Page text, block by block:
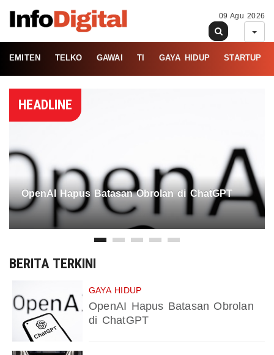
09 Agu 2026
EMITEN TELKO GAWAI TI GAYA HIDUP STARTUP
HEADLINE
OpenAI Hapus Batasan Obrolan di ChatGPT
BERITA TERKINI
GAYA HIDUP
OpenAI Hapus Batasan Obrolan
di ChatGPT